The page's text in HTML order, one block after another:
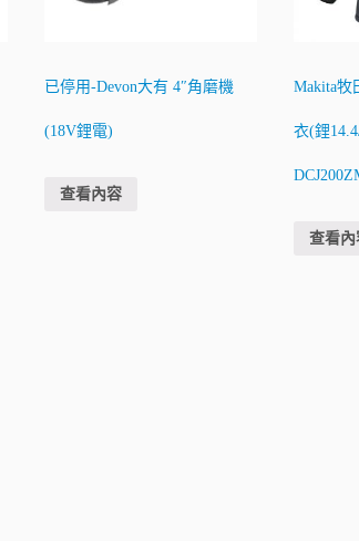
已停用-Devon大有 4″角磨機
(18V鋰電)
查看內容
Makita牧
衣(鋰
查看內